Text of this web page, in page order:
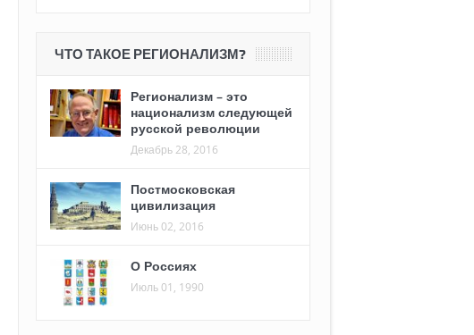
ЧТО ТАКОЕ РЕГИОНАЛИЗМ?
Регионализм – это
национализм следующей
русской революции
Декабрь 28, 2016
Постмосковская
цивилизация
Июнь 02, 2016
О Россиях
Июль 01, 1990